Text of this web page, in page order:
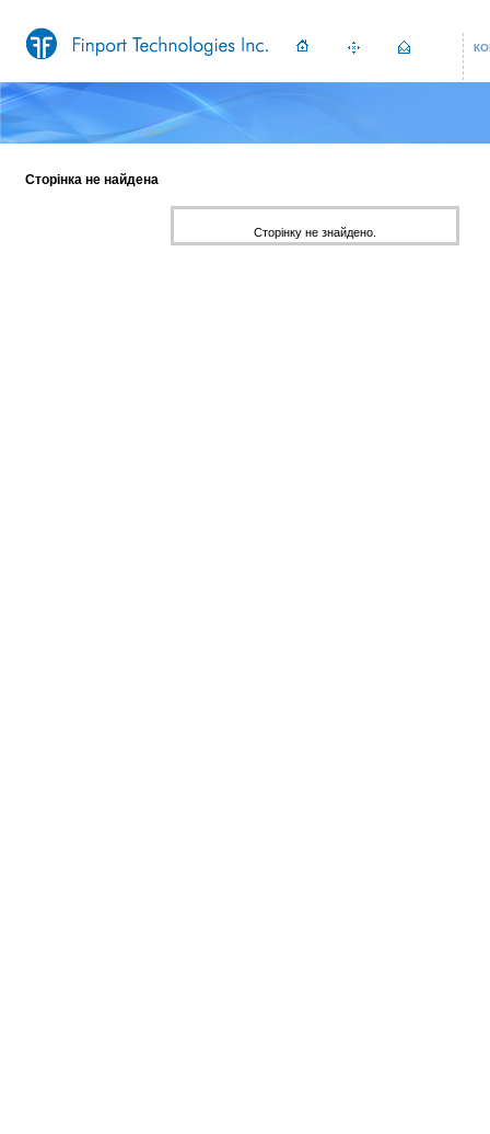
Сторінка не найдена
Сторінку не знайдено.